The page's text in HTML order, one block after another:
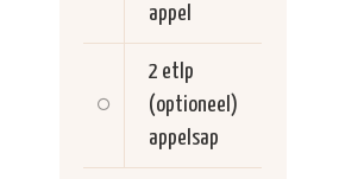
appel
2 etlp
(optioneel)
appelsap